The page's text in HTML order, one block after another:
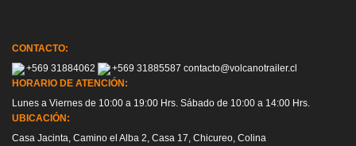
CONTACTO:
+569 31884062
+569 31885587 contacto@volcanotrailer.cl
HORARIO DE ATENCIÓN:
Lunes a Viernes de 10:00 a 19:00 Hrs. Sábado de 10:00 a 14:00 Hrs.
UBICACIÓN:
Casa Jacinta, Camino el Alba 2, Casa 17, Chicureo, Colina